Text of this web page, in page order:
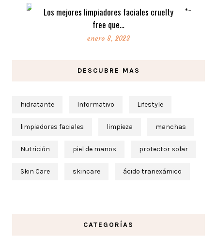
Los mejores limpiadores faciales cruelty
free que…
enero 8, 2023
DESCUBRE MAS
hidratante Informativo Lifestyle
limpiadores faciales limpieza manchas
Nutrición piel de manos protector solar
Skin Care skincare ácido tranexámico
CATEGORÍAS